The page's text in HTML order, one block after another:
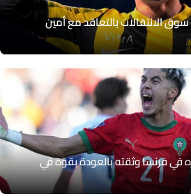
بالتعاقد مع أمين
فرنسا وثقته بالعودة بقوة في